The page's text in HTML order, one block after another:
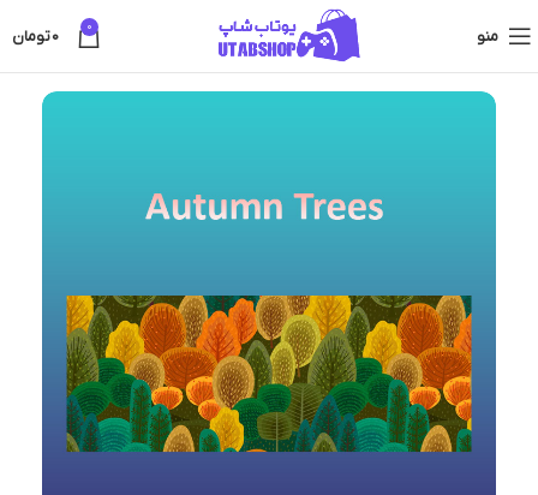
منو 0
0تومان